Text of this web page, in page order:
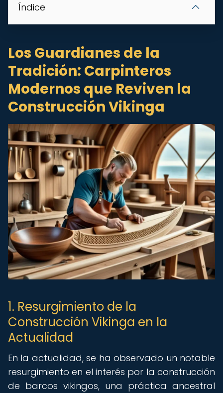
Índice
Los Guardianes de la
Tradición: Carpinteros
Modernos que Reviven la
Construcción Vikinga
1. Resurgimiento de la
Construcción Vikinga en la
Actualidad
En la actualidad, se ha observado un notable
resurgimiento en el interés por la construcción
de barcos vikingos, una práctica ancestral